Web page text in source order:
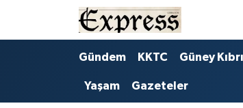
Gündem KKTC Güney
Yaşam Gazeteler
ALAYKÖY
ALSANCAK
Hava Durumu
Trafik Durumu